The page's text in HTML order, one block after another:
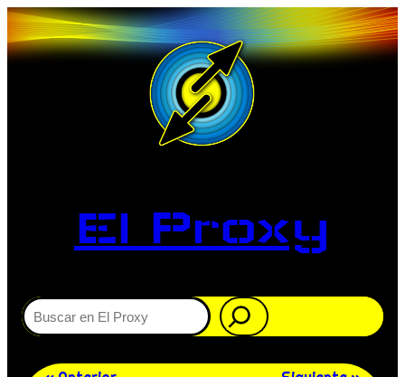
El Proxy
Buscar